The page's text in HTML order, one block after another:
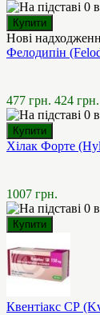
Нові
Фелодипін
477 грн. 424 грн.
Хілак Форте
1007 грн.
Квентіакс СР